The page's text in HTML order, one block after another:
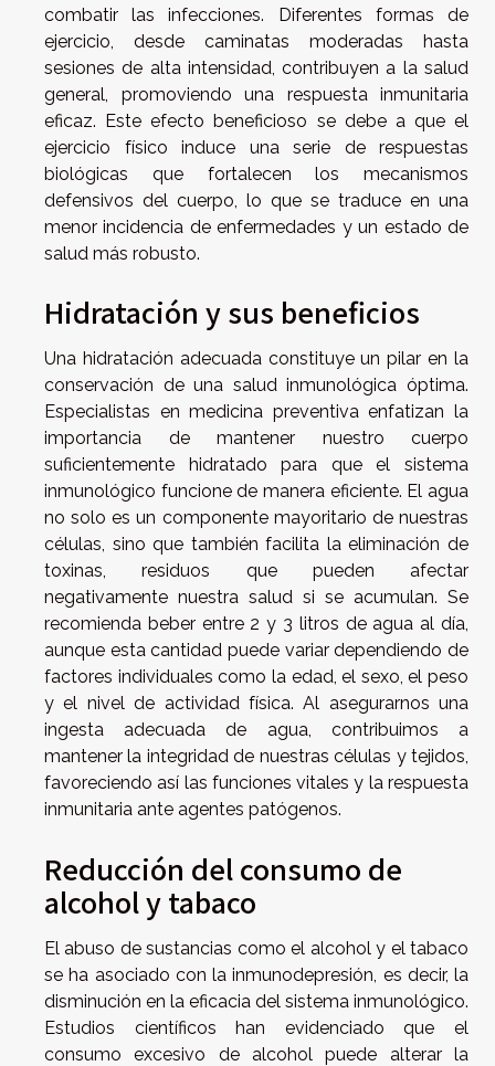
combatir las infecciones. Diferentes formas de
ejercicio, desde caminatas moderadas hasta
sesiones de alta intensidad, contribuyen a la salud
general, promoviendo una respuesta inmunitaria
eficaz. Este efecto beneficioso se debe a que el
ejercicio físico induce una serie de respuestas
biológicas que fortalecen los mecanismos
defensivos del cuerpo, lo que se traduce en una
menor incidencia de enfermedades y un estado de
salud más robusto.
Hidratación y sus beneficios
Una hidratación adecuada constituye un pilar en la
conservación de una salud inmunológica óptima.
Especialistas en medicina preventiva enfatizan la
importancia de mantener nuestro cuerpo
suficientemente hidratado para que el sistema
inmunológico funcione de manera eficiente. El agua
no solo es un componente mayoritario de nuestras
células, sino que también facilita la eliminación de
toxinas, residuos que pueden afectar
negativamente nuestra salud si se acumulan. Se
recomienda beber entre 2 y 3 litros de agua al día,
aunque esta cantidad puede variar dependiendo de
factores individuales como la edad, el sexo, el peso
y el nivel de actividad física. Al asegurarnos una
ingesta adecuada de agua, contribuimos a
mantener la integridad de nuestras células y tejidos,
favoreciendo así las funciones vitales y la respuesta
inmunitaria ante agentes patógenos.
Reducción del consumo de
alcohol y tabaco
El abuso de sustancias como el alcohol y el tabaco
se ha asociado con la inmunodepresión, es decir, la
disminución en la eficacia del sistema inmunológico.
Estudios científicos han evidenciado que el
consumo excesivo de alcohol puede alterar la